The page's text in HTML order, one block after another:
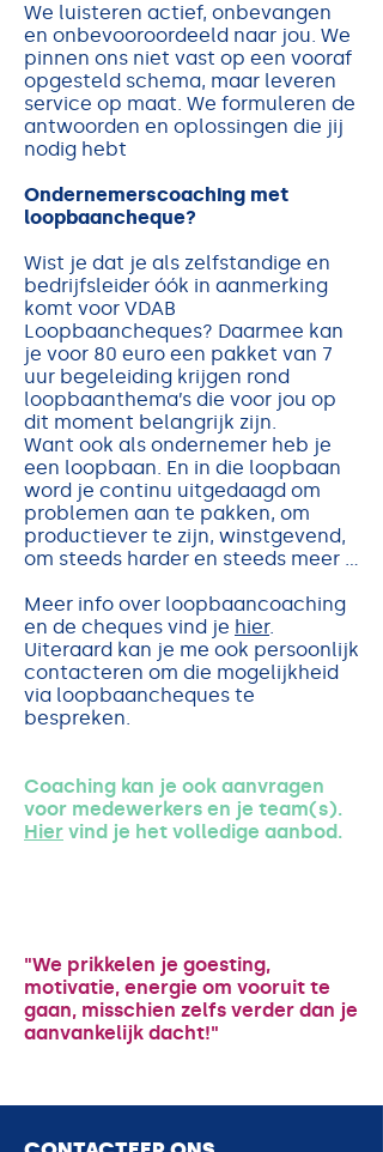
"We prikkelen je goesting,
motivatie, energie om vooruit te
gaan, misschien zelfs verder dan je
aanvankelijk dacht!"
We luisteren actief, onbevangen
en onbevooroordeeld naar jou. We
pinnen ons niet vast op een vooraf
opgesteld schema, maar leveren
service op maat. We formuleren de
antwoorden en oplossingen die jij
nodig hebt
Ondernemerscoaching met
loopbaancheque?
Wist je dat je als zelfstandige en
bedrijfsleider óók in aanmerking
komt voor VDAB
Loopbaancheques? Daarmee kan
je voor 80 euro een pakket van 7
uur begeleiding krijgen rond
loopbaanthema’s die voor jou op
dit moment belangrijk zijn.
Want ook als ondernemer heb je
een loopbaan. En in die loopbaan
word je continu uitgedaagd om
problemen aan te pakken, om
productiever te zijn, winstgevend,
om steeds harder en steeds meer …
Meer info over loopbaancoaching
en de cheques vind je hier.
Uiteraard kan je me ook persoonlijk
contacteren om die mogelijkheid
via loopbaancheques te
bespreken.
Coaching kan je ook aanvragen
voor medewerkers en je team(s).
Hier vind je het volledige aanbod.